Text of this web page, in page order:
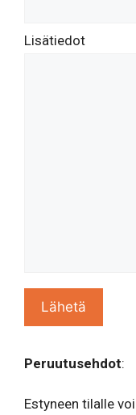
Lisätiedot
Peruutusehdot:
Estyneen tilalle